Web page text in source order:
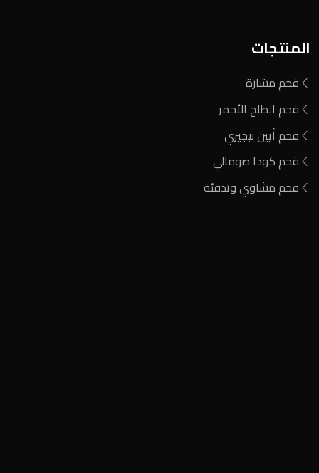
المنتجات
فحم مشارة
فحم الطلح الأحمر
فحم أيين نيجيري
فحم كودا صومالي
فحم مشاوي وتدفئة